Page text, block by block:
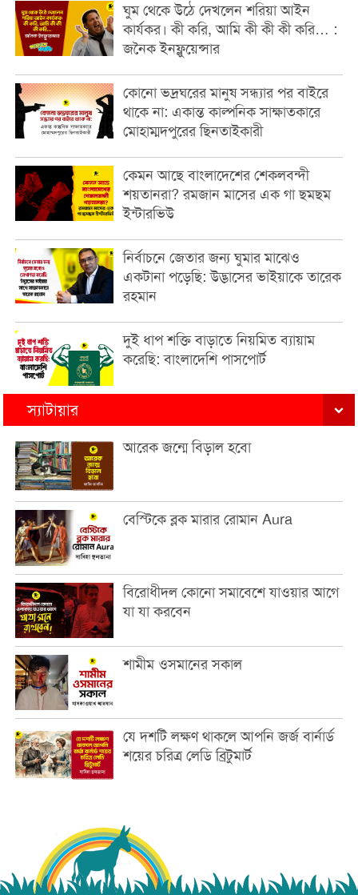
ঘুম থেকে উঠে দেখলেন শরিয়া আইন
কার্যকর। কী করি, আমি কী কী কী করি… :
জনৈক ইনফ্লুয়েন্সার
কোনো ভদ্রঘরের মানুষ সন্ধ্যার পর বাইরে
থাকে না: একান্ত কাল্পনিক সাক্ষাতকারে
মোহাম্মদপুরের ছিনতাইকারী
কেমন আছে বাংলাদেশের শেকলবন্দী
শয়তানরা? রমজান মাসের এক গা ছমছম
ইন্টারভিউ
নির্বাচনে জেতার জন্য ঘুমার মাঝেও
একটানা পড়েছি: উদ্ভাসের ভাইয়াকে তারেক
রহমান
দুই ধাপ শক্তি বাড়াতে নিয়মিত ব্যায়াম
করেছি: বাংলাদেশি পাসপোর্ট
স্যাটায়ার
আরেক জন্মে বিড়াল হবো
বেস্টিকে ব্লক মারার রোমান Aura
বিরোধীদল কোনো সমাবেশে যাওয়ার আগে
যা যা করবেন
শামীম ওসমানের সকাল
যে দশটি লক্ষণ থাকলে আপনি জর্জ বার্নার্ড
শয়ের চরিত্র লেডি ব্রিটুমার্ট